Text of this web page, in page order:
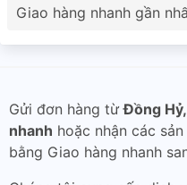
Giao hàng nhanh gần
Gửi đơn hàng từĐồng
nhanh hoặc nhận các
bằng Giao hàng nhanh